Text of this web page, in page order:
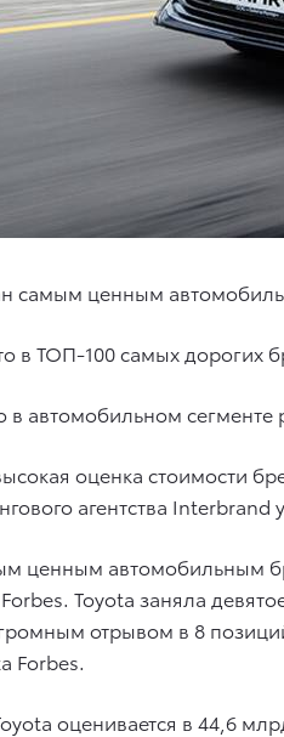
самым ценным
в ТОП-100 самых
в автомобильном сегменте
оценка стоимости
агентства Interbrand
ценным автомобильным
Toyota заняла
отрывом в 8
Forbes.
оценивается в 44,6